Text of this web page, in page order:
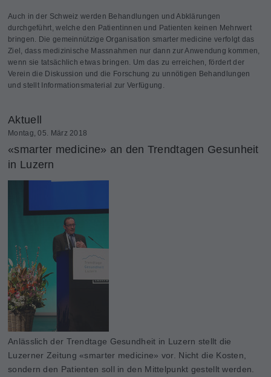
Auch in der Schweiz werden Behandlungen und Abklärungen
durchgeführt, welche den Patientinnen und Patienten keinen Mehrwert
bringen. Die gemeinnützige Organisation smarter medicine verfolgt das
Ziel, dass medizinische Massnahmen nur dann zur Anwendung kommen,
wenn sie tatsächlich etwas bringen. Um das zu erreichen, fördert der
Verein die Diskussion und die Forschung zu unnötigen Behandlungen
und stellt Informationsmaterial zur Verfügung.
Aktuell
Montag, 05. März 2018
«smarter medicine» an den Trendtagen Gesunheit
in Luzern
Anlässlich der Trendtage Gesundheit in Luzern stellt die
Luzerner Zeitung «smarter medicine» vor. Nicht die Kosten,
sondern den Patienten soll in den Mittelpunkt gestellt werden.